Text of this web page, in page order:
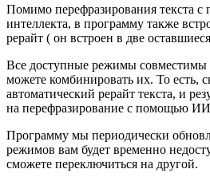
Помимо перефразирования текста
интеллекта, в программу также
рерайт ( он встроен в две
Все доступные режимы совместимы
можете комбинировать их. То есть,
автоматический рерайт текста, и
на перефразирование с помощью
Программу мы периодически
режимов вам будет временно
сможете переключиться на другой.